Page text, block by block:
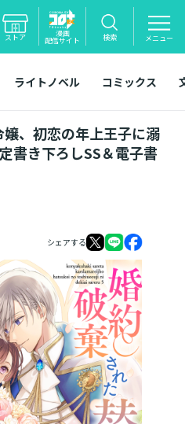
ストア 漫画
配信サイト 検索 メニュー
ライトノベル コミックス
、初恋の年上王子に溺
書き下ろしSS＆電子書
シェアする